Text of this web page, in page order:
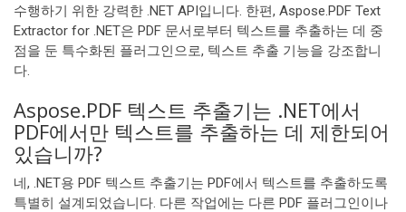
수행하기 위한 강력한 .NET API입니다. 한편, Aspose.PDF Text
Extractor for .NET은 PDF 문서로부터 텍스트를 추출하는 데 중
점을 둔 특수화된 플러그인으로, 텍스트 추출 기능을 강조합니
다.
Aspose.PDF 텍스트 추출기는 .NET에서
PDF에서만 텍스트를 추출하는 데 제한되어
있습니까?
네, .NET용 PDF 텍스트 추출기는 PDF에서 텍스트를 추출하도록
특별히 설계되었습니다. 다른 작업에는 다른 PDF 플러그인이나